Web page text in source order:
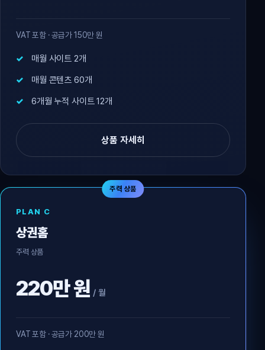
VAT 포함 · 공급가 150만 원
매월 사이트 2개
매월 콘텐츠 60개
6개월 누적 사이트 12개
상품 자세히
주력 상품
PLAN C
상권홈
주력 상품
220만 원 / 월
VAT 포함 · 공급가 200만 원